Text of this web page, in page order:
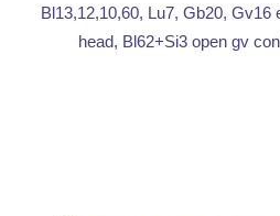
: Bl13,12,10,60, Lu7, Gb20,
head, Bl62+Si3 open gv